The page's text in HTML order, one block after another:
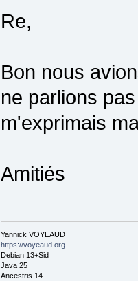
Re,
Bon nous
ne parlions
m'exprimais
Amitiés
Yannick VOYEAUD
https://voyeaud.org
Debian 13+Sid
Java 25
Ancestris 14